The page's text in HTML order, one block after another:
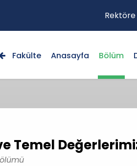
Fakülte Anasayfa Bölüm
Temel